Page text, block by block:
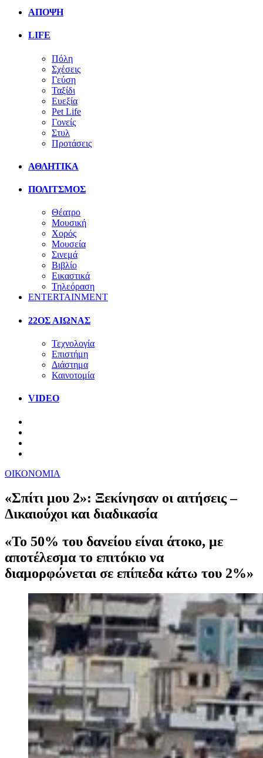
ΑΠΟΨΗ
LIFE
Πόλη
Σχέσεις
Γεύση
Ταξίδι
Ευεξία
Pet Life
Γονείς
Στυλ
Προτάσεις
ΑΘΛΗΤΙΚΑ
ΠΟΛΙΤΣΜΟΣ
Θέατρο
Μουσική
Χορός
Μουσεία
Σινεμά
Βιβλίο
Εικαστικά
Τηλεόραση
ENTERTAINMENT
22ΟΣ ΑΙΩΝΑΣ
Τεχνολογία
Επιστήμη
Διάστημα
Καινοτομία
VIDEO
ΟΙΚΟΝΟΜΙΑ
«Σπίτι μου 2»: Ξεκίνησαν οι αιτήσεις –
Δικαιούχοι και διαδικασία
«Το 50% του δανείου είναι άτοκο, με
αποτέλεσμα το επιτόκιο να
διαμορφώνεται σε επίπεδα κάτω του 2%»